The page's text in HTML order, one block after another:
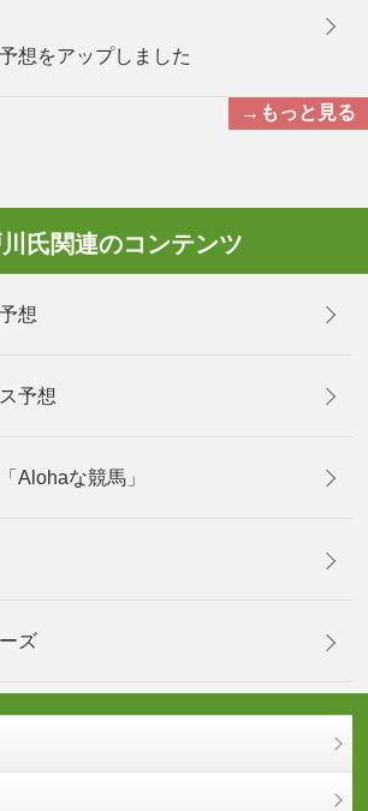
想をアップしました
→もっと見る
氏関連のコンテンツ
想
予想
Alohaな競馬」
ズ